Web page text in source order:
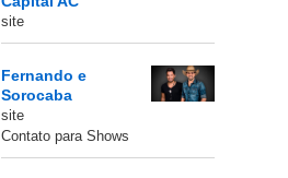
site
Fernando e
Sorocaba
site
Contato para Shows